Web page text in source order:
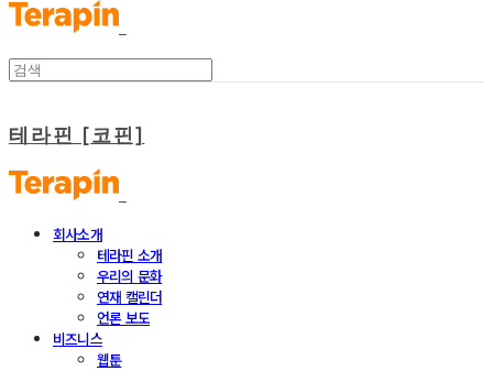
테라핀 [코핀]
회사소개
테라핀 소개
우리의 문화
연재 캘린더
언론 보도
비즈니스
웹툰